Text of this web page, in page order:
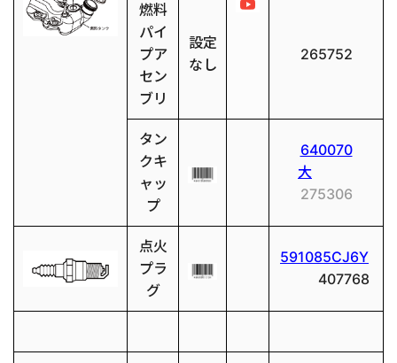
燃料
パイ
プア
セン
ブリ
設定
なし
265752
タン
クキ
ャッ
プ
640070
大
275306
点火
プラ
グ
591085CJ6Y
407768